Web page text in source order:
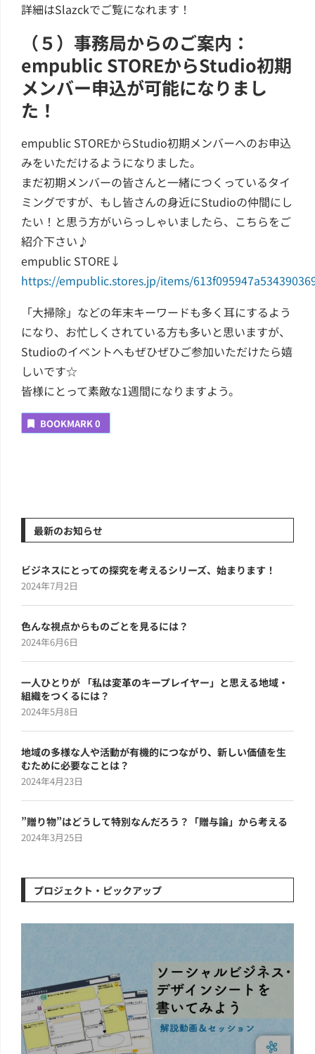
詳細はSlazckでご覧になれます！
（５）事務局からのご案内：
empublic STOREからStudio初期
メンバー申込が可能になりまし
た！
empublic STOREからStudio初期メンバーへのお申込
みをいただけるようになりました。
まだ初期メンバーの皆さんと一緒につくっているタイ
ミングですが、もし皆さんの身近にStudioの仲間にし
たい！と思う方がいらっしゃいましたら、こちらをご
紹介下さい♪
empublic STORE↓
https://empublic.stores.jp/items/
「大掃除」などの年末キーワードも多く耳にするよう
になり、お忙しくされている方も多いと思いますが、
Studioのイベントへもぜひぜひご参加いただけたら嬉
しいです☆
皆様にとって素敵な1週間になりますよう。
BOOKMARK 0
最新のお知らせ
ビジネスにとっての探究を考えるシリーズ、始まります！
2024年7月2日
色んな視点からものごとを見るには？
2024年6月6日
一人ひとりが 「私は変革のキープレイヤー」と思える地域・
組織をつくるには？
2024年5月8日
地域の多様な人や活動が有機的につながり、新しい価値を生
むために必要なことは？
2024年4月23日
”贈り物”はどうして特別なんだろう？「贈与論」から考える
2024年3月25日
プロジェクト・ピックアップ
ソーシャルビジネ...